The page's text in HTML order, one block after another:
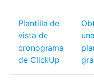
Plantilla de
vista de
cronograma
de ClickUp
una